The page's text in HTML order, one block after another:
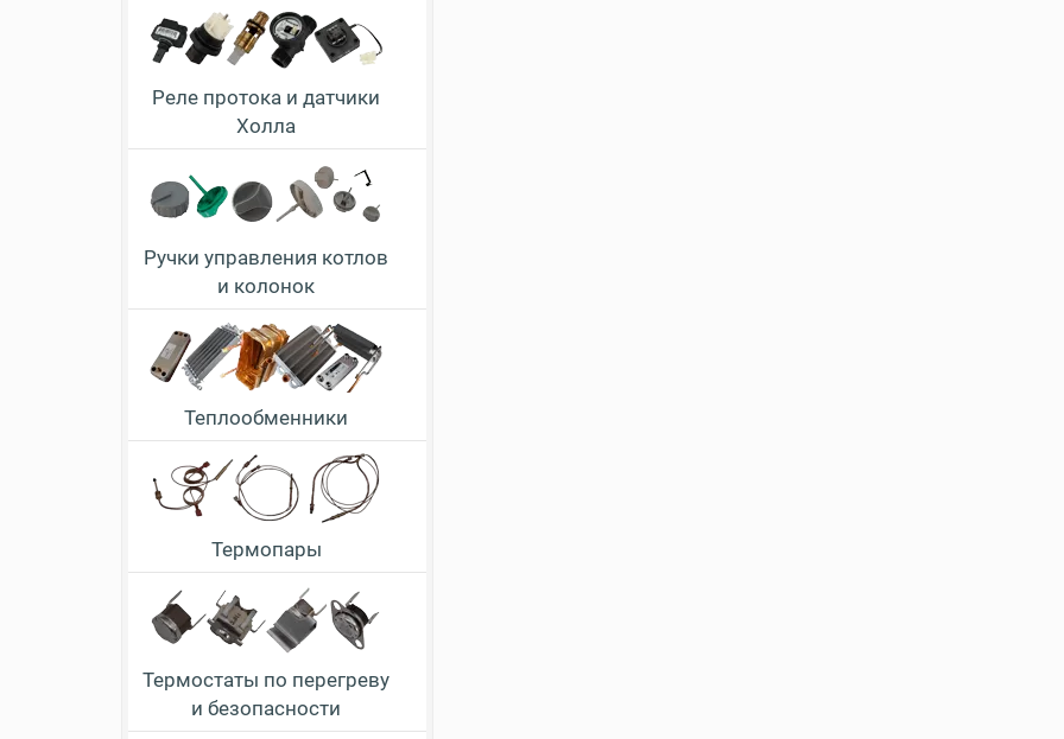
Реле протока и датчики
Холла
Ручки управления котлов
и колонок
Теплообменники
Термопары
Термостаты по перегреву
и безопасности